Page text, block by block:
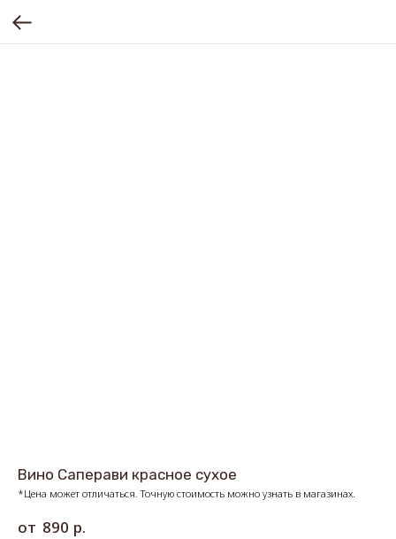
Вино Саперави красное сухое
*Цена может отличаться. Точную стоимость можно узнать в магазинах.
890 р.